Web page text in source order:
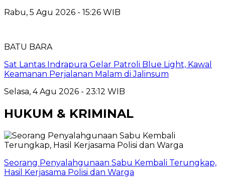
Rabu, 5 Agu 2026 - 15:26 WIB
BATU BARA
Sat Lantas Indrapura Gelar Patroli Blue Light, Kawal
Keamanan Perjalanan Malam di Jalinsum
Selasa, 4 Agu 2026 - 23:12 WIB
HUKUM & KRIMINAL
Seorang Penyalahgunaan Sabu Kembali Terungkap,
Hasil Kerjasama Polisi dan Warga